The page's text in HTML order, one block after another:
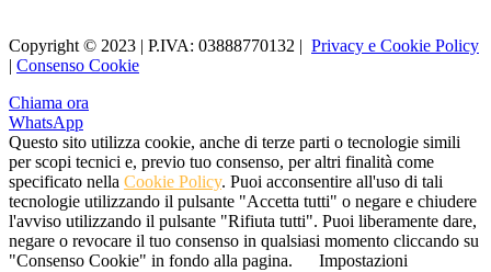
Copyright © 2023 | P.IVA: 03888770132 | Privacy e Cookie Policy
| Consenso Cookie
Chiama ora
WhatsApp
Questo sito utilizza cookie, anche di terze parti o tecnologie simili
per scopi tecnici e, previo tuo consenso, per altri finalità come
specificato nella Cookie Policy. Puoi acconsentire all'uso di tali
tecnologie utilizzando il pulsante "Accetta tutti" o negare e chiudere
l'avviso utilizzando il pulsante "Rifiuta tutti". Puoi liberamente dare,
negare o revocare il tuo consenso in qualsiasi momento cliccando su
"Consenso Cookie" in fondo alla pagina.
Impostazioni